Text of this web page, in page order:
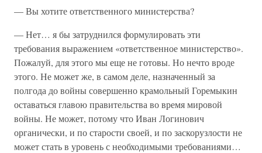
— Вы хотите ответственного министерства?
— Нет… я бы затруднился формулировать эти
требования выражением «ответственное министерство».
Пожалуй, для этого мы еще не готовы. Но нечто вроде
этого. Не может же, в самом деле, назначенный за
полгода до войны совершенно крамольный Горемыкин
оставаться главою правительства во время мировой
войны. Не может, потому что Иван Логинович
органически, и по старости своей, и по заскорузлости не
может стать в уровень с необходимыми требованиями…